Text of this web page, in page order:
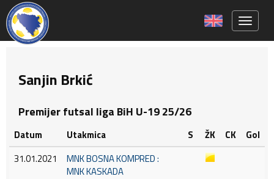
Sanjin Brkić
Premijer futsal liga BiH U-19 25/26
Datum Utakmica S ŽK CK
Gol
31.01.2021
MNK BOSNA KOMPRED :
MNK KASKADA